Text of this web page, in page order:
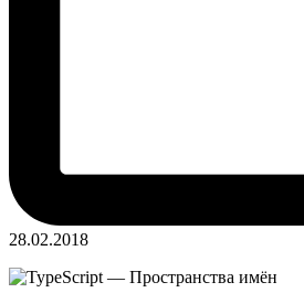
28.02.2018